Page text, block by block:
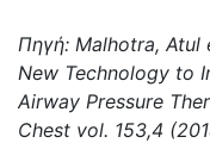
Πηγή: Malhotra, Atul
New Technology to
Airway Pressure
Chest vol. 153,4